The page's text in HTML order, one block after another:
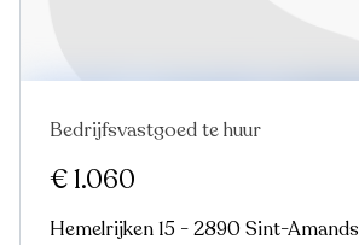
Bedrijfsvastgoed te huur
€ 1.060
Hemelrijken 15 - 2890 Sint-Amands